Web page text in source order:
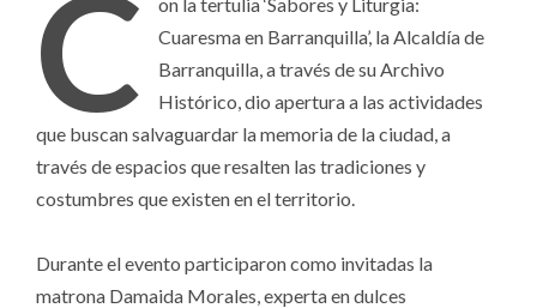
C
Cuaresma en Barranquilla’, la Alcaldía de
Barranquilla, a través de su Archivo
Histórico, dio apertura a las actividades
que buscan salvaguardar la memoria de la ciudad, a
través de espacios que resalten las tradiciones y
costumbres que existen en el territorio.
Durante el evento participaron como invitadas la
matrona Damaida Morales, experta en dulces